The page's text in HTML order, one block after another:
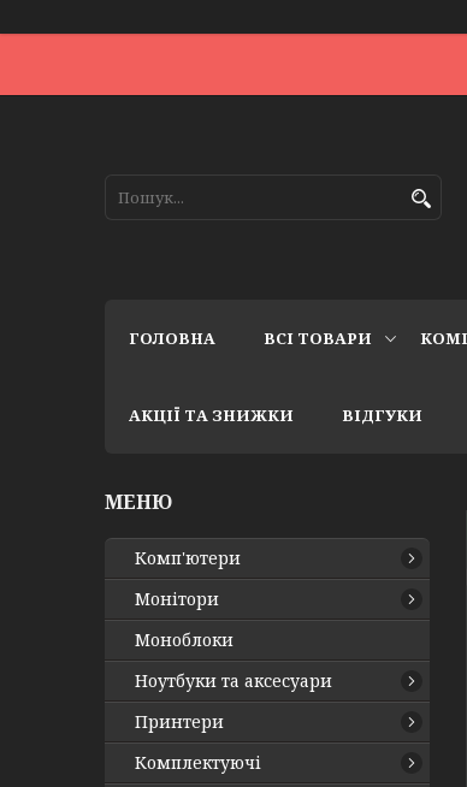
ГОЛОВНА ВСІ ТОВАРИ
АКЦІЇ ТА ЗНИЖКИ ВІДГУКИ
Комп'ютери
Монітори
Моноблоки
Ноутбуки та аксесуари
Принтери
Комплектуючі